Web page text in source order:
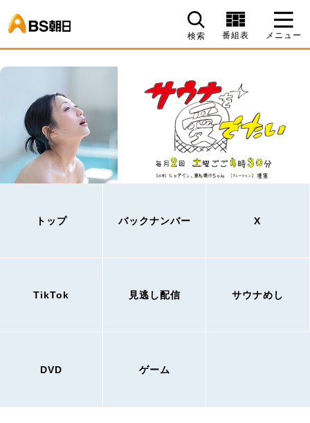
検索 番組表 メニュー
トップ バックナンバー X
TikTok 見逃し配信 サウナめし
DVD ゲーム